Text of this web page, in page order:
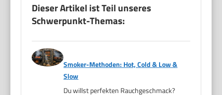
Dieser Artikel ist Teil unseres
Schwerpunkt-Themas:
Smoker-Methoden: Hot, Cold & Low &
Slow
Du willst perfekten Rauchgeschmack?